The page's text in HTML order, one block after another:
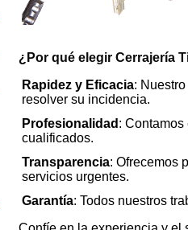
¿Por qué elegir Cerrajería
Rapidez y Eficacia:
resolver su incidencia.
Profesionalidad :
cualificados.
Transparencia: Ofrecemos
servicios urgentes.
Garantía: Todos nuestros